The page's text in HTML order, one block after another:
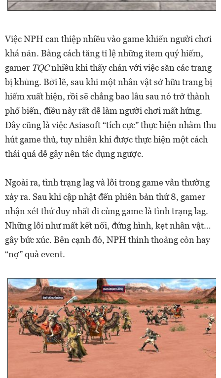
Việc NPH can thiệp nhiều vào game khiến người chơi
khá nản. Bằng cách tăng tỉ lệ những item quý hiếm,
gamer TQCnhiều khi thấy chán với việc săn các trang
bị khủng. Bởi lẽ, sau khi một nhân vật sở hữu trang bị
hiếm xuất hiện, rồi sẽ chẳng bao lâu sau nó trở thành
phổ biến, điều này rất dễ làm người chơi mất hứng.
Đây cũng là việc Asiasoft “tích cực” thực hiện nhằm thu
hút game thủ, tuy nhiên khi được thực hiện một cách
thái quá dễ gây nên tác dụng ngược.
Ngoài ra, tình trạng lag và lỗi trong game vẫn thường
xảy ra. Sau khi cập nhật đến phiên bản thứ 8, gamer
nhận xét thứ duy nhất đi cùng game là tình trạng lag.
Những lỗi như mất kết nối, đứng hình, kẹt nhân vật…
gây bức xúc. Bên cạnh đó, NPH thỉnh thoảng còn hay
“nợ” quà event.